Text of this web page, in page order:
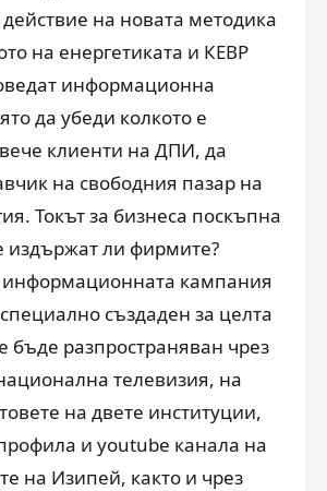
на новата методика
на енергетиката и КЕВР
информационна
да убеди колкото е
клиенти на ДПИ, да
на свободния пазар на
Токът за бизнеса поскъпна
ли фирмите?
кампания
създаден за целта
бъде разпространяван чрез
телевизия, на
на двете институции,
и youtube канала на
на Изипей, както и чрез